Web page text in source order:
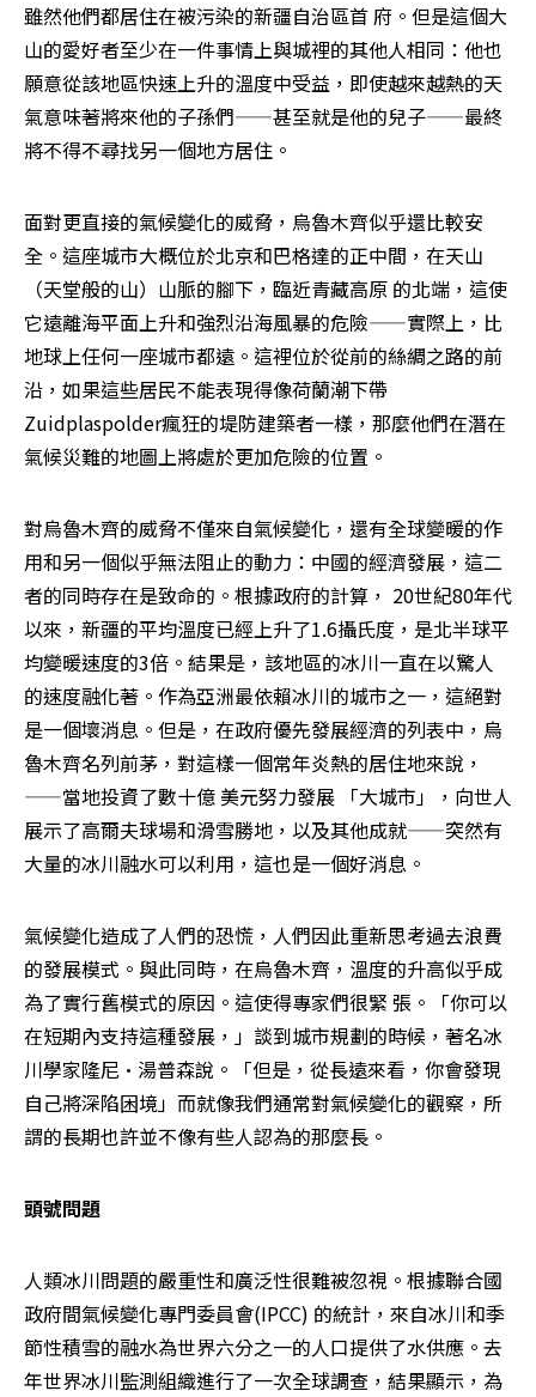
雖然他們都居住在被污染的新疆自治區首 府。但是這個大
山的愛好者至少在一件事情上與城裡的其他人相同：他也
願意從該地區快速上升的溫度中受益，即使越來越熱的天
氣意味著將來他的子孫們——甚至就是他的兒子——最終
將不得不尋找另一個地方居住。
面對更直接的氣候變化的威脅，烏魯木齊似乎還比較安
全。這座城市大概位於北京和巴格達的正中間，在天山
（天堂般的山）山脈的腳下，臨近青藏高原 的北端，這使
它遠離海平面上升和強烈沿海風暴的危險——實際上，比
地球上任何一座城市都遠。這裡位於從前的絲綢之路的前
沿，如果這些居民不能表現得像荷蘭潮下帶
Zuidplaspolder瘋狂的堤防建築者一樣，那麼他們在潛在
氣候災難的地圖上將處於更加危險的位置。
對烏魯木齊的威脅不僅來自氣候變化，還有全球變暖的作
用和另一個似乎無法阻止的動力：中國的經濟發展，這二
者的同時存在是致命的。根據政府的計算， 20世紀80年代
以來，新疆的平均溫度已經上升了1.6攝氏度，是北半球平
均變暖速度的3倍。結果是，該地區的冰川一直在以驚人
的速度融化著。作為亞洲最依賴冰川的城市之一，這絕對
是一個壞消息。但是，在政府優先發展經濟的列表中，烏
魯木齊名列前茅，對這樣一個常年炎熱的居住地來說，
——當地投資了數十億 美元努力發展 「大城市」，向世人
展示了高爾夫球場和滑雪勝地，以及其他成就——突然有
大量的冰川融水可以利用，這也是一個好消息。
氣候變化造成了人們的恐慌，人們因此重新思考過去浪費
的發展模式。與此同時，在烏魯木齊，溫度的升高似乎成
為了實行舊模式的原因。這使得專家們很緊 張。「你可以
在短期內支持這種發展，」談到城市規劃的時候，著名冰
川學家隆尼•湯普森說。「但是，從長遠來看，你會發現
自己將深陷困境」而就像我們通常對氣候變化的觀察，所
謂的長期也許並不像有些人認為的那麼長。
頭號問題
人類冰川問題的嚴重性和廣泛性很難被忽視。根據聯合國
政府間氣候變化專門委員會(IPCC) 的統計，來自冰川和季
節性積雪的融水為世界六分之一的人口提供了水供應。去
年世界冰川監測組織進行了一次全球調查，結果顯示，為